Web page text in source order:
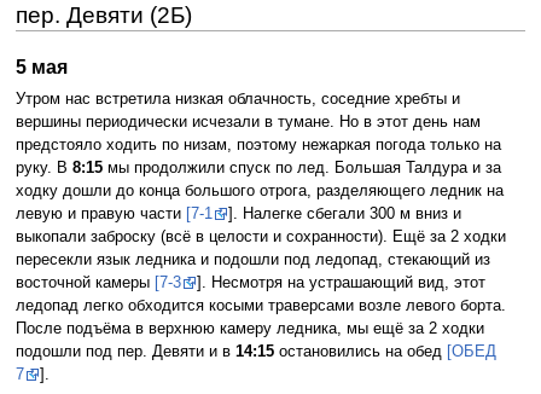
пер. Девяти (2Б)
5 мая
Утром нас встретила низкая облачность, соседние хребты и
вершины периодически исчезали в тумане. Но в этот день нам
предстояло ходить по низам, поэтому нежаркая погода только на
руку. В 8:15мы продолжили спуск по лед. Большая Талдура и за
ходку дошли до конца большого отрога, разделяющего ледник на
левую и правую части [7-1
]. Налегке сбегали 300 м вниз и
выкопали заброску (всё в целости и сохранности). Ещё за 2 ходки
пересекли язык ледника и подошли под ледопад, стекающий из
восточной камеры [7-3
]. Несмотря на устрашающий вид, этот
ледопад легко обходится косыми траверсами возле левого борта.
После подъёма в верхнюю камеру ледника, мы ещё за 2 ходки
подошли под пер. Девяти и в 14:15остановились на обед [ОБЕД
7
].